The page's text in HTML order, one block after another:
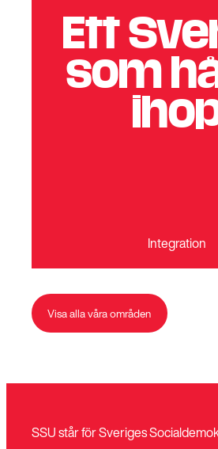
Ett
som
Integration
Visa alla våra områden
SSU står för Sveriges